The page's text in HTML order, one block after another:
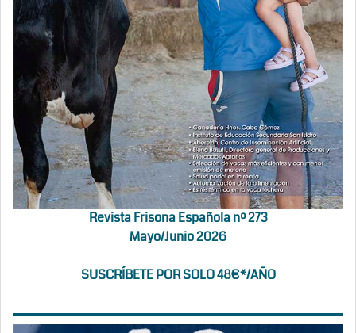
Revista Frisona Española nº 273
Mayo/Junio 2026
SUSCRÍBETE POR SOLO 48€*/AÑO